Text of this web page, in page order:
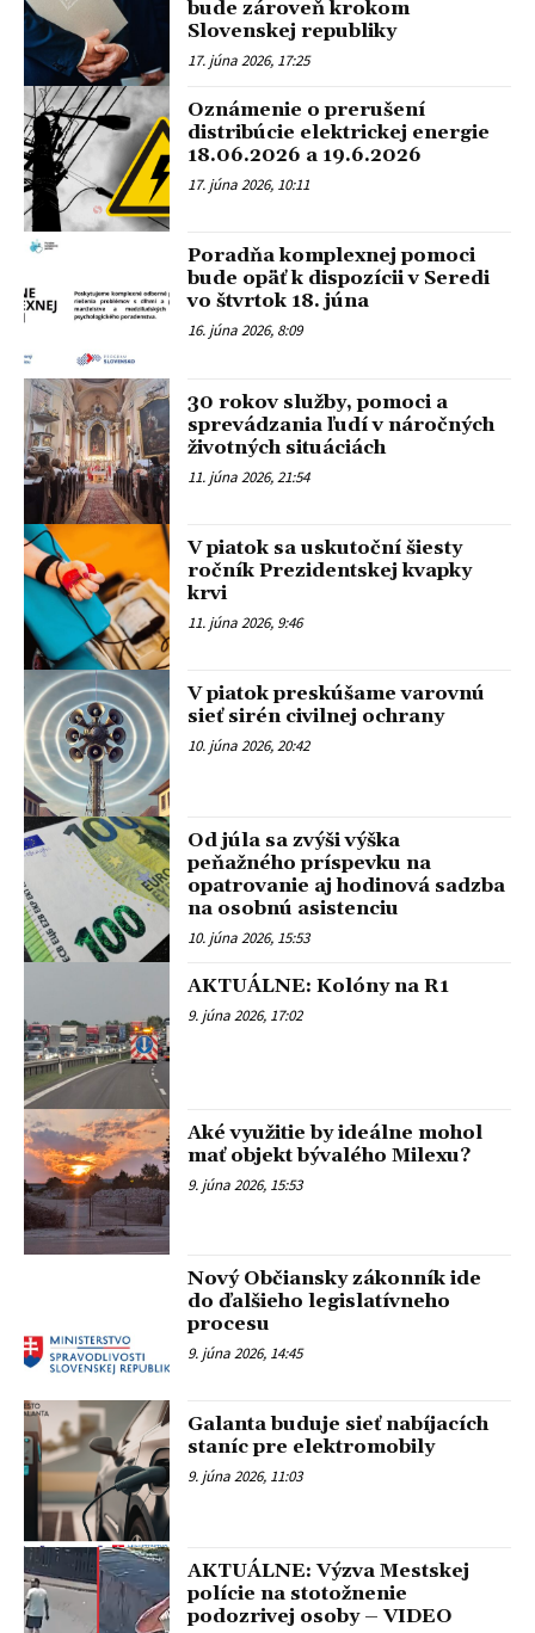
bude zároveň krokom
Slovenskej republiky
17. júna 2026, 17:25
Oznámenie o prerušení
distribúcie elektrickej energie
18.06.2026 a 19.6.2026
17. júna 2026, 10:11
Poradňa komplexnej pomoci
bude opäť k dispozícii v Seredi
vo štvrtok 18. júna
16. júna 2026, 8:09
30 rokov služby, pomoci a
sprevádzania ľudí v náročných
životných situáciách
11. júna 2026, 21:54
V piatok sa uskutoční šiesty
ročník Prezidentskej kvapky
krvi
11. júna 2026, 9:46
V piatok preskúšame varovnú
sieť sirén civilnej ochrany
10. júna 2026, 20:42
Od júla sa zvýši výška
peňažného príspevku na
opatrovanie aj hodinová sadzba
na osobnú asistenciu
10. júna 2026, 15:53
AKTUÁLNE: Kolóny na R1
9. júna 2026, 17:02
Aké využitie by ideálne mohol
mať objekt bývalého Milexu?
9. júna 2026, 15:53
Nový Občiansky zákonník ide
do ďalšieho legislatívneho
procesu
9. júna 2026, 14:45
Galanta buduje sieť nabíjacích
staníc pre elektromobily
9. júna 2026, 11:03
AKTUÁLNE: Výzva Mestskej
polície na stotožnenie
podozrivej osoby – VIDEO